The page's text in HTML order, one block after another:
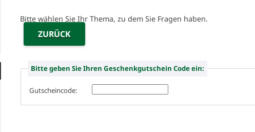
Bitte wählen Sie Ihr Thema, zu dem Sie Fragen haben.
ZURÜCK
Bitte geben Sie Ihren Geschenkgutschein Code ein:
Gutscheincode: